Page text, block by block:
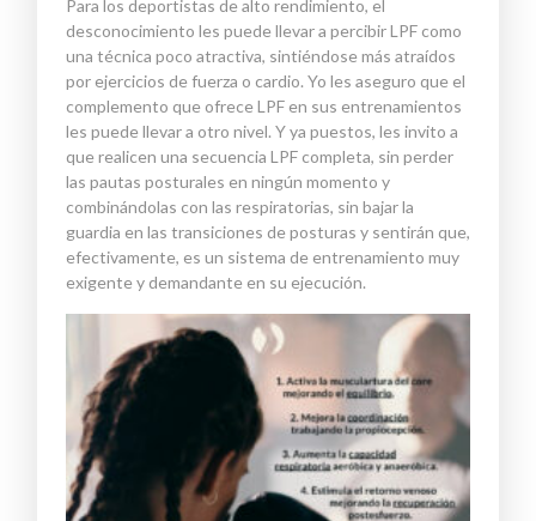
Para los deportistas de alto rendimiento, el
desconocimiento les puede llevar a percibir LPF como
una técnica poco atractiva, sintiéndose más atraídos
por ejercicios de fuerza o cardio. Yo les aseguro que el
complemento que ofrece LPF en sus entrenamientos
les puede llevar a otro nivel. Y ya puestos, les invito a
que realicen una secuencia LPF completa, sin perder
las pautas posturales en ningún momento y
combinándolas con las respiratorias, sin bajar la
guardia en las transiciones de posturas y sentirán que,
efectivamente, es un sistema de entrenamiento muy
exigente y demandante en su ejecución.